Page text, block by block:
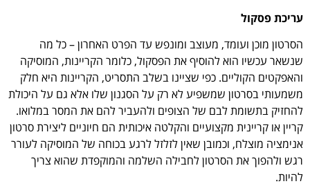
עריכת פסקול
הסרטון מוכן ועומד, מעוצב ומונפש עד הפרט האחרון – כל מה
שנשאר עכשיו הוא להוסיף את הפסקול, כלומר הקריינות, המוסיקה
והאפקטים הקוליים. כפי שציינו בשלב התסריט, הקריינות היא חלק
משמעותי בסרטון שמשפיע לא רק על הסגנון שלו אלא גם על היכולת
להחזיק בתשומת לבם של הצופים ולהעביר להם את המסר במלואו.
קריין או קריינית מקצועיים והקלטה איכותית הם חיוניים ליצירת סרטון
אנימציה מוצלח, וכמובן שאין לזלזל לרגע בכוחה של המוסיקה לעורר
רגש ולהפוך את הסרטון לחבילה השלמה והמוקפדת שהוא צריך
להיות.